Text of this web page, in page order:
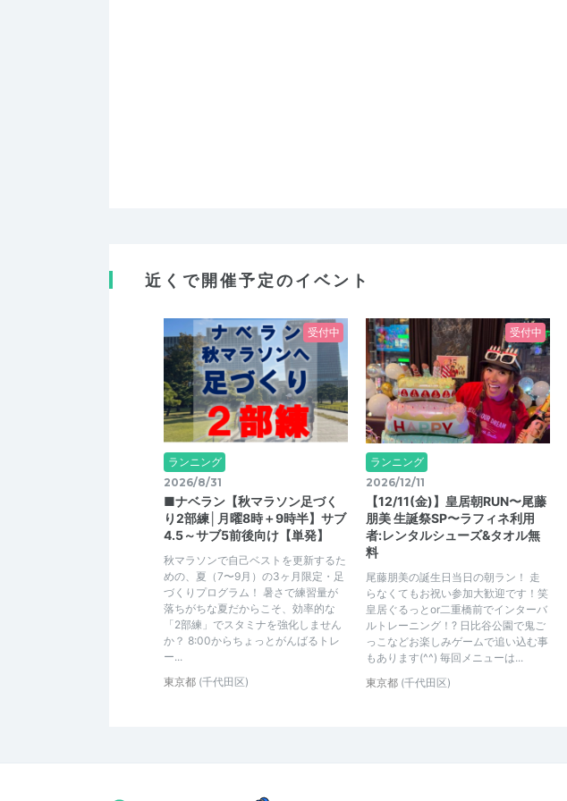
近くで開催予定のイベント
受付中
ランニング
2026/8/31
■ナベラン【秋マラソン足づく
り2部練│月曜8時＋9時半】サブ
4.5～サブ5前後向け【単発】
秋マラソンで自己ベストを更新するた
めの、夏（7〜9月）の3ヶ月限定・足
づくりプログラム！ 暑さで練習量が
落ちがちな夏だからこそ、効率的な
「2部練」でスタミナを強化しません
か？ 8:00からちょっとがんばるトレ
ー...
東京都 (千代田区)
受付中
ランニング
2026/12/11
【12/11(金)】皇居朝RUN〜尾藤
朋美 生誕祭SP〜ラフィネ利用
者:レンタルシューズ&タオル無
料
尾藤朋美の誕生日当日の朝ラン！ 走
らなくてもお祝い参加大歓迎です！笑
皇居ぐるっとor二重橋前でインターバ
ルトレーニング！? 日比谷公園で鬼ご
っこなどお楽しみゲームで追い込む事
もあります(^^) 毎回メニューは...
東京都 (千代田区)